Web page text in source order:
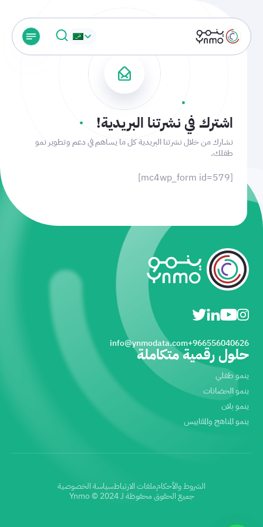
اشترك في نشرتنا البريدية!
نشارك من خلال نشرتنا البريدية كل ما يساهم في دعم وتطوير نمو
طفلك.
[mc4wp_form id=579]
966556040626+
info@ynmodata.com
حلول رقمية متكاملة
ينمو طفلي
ينمو الحضانات
ينمو بلان
ينمو المناهج والمقاييس
جميع الحقوق محفوظة لـ Ynmo © 2024
الشروط والأحكامملفات الارتباطسياسة الخصوصية